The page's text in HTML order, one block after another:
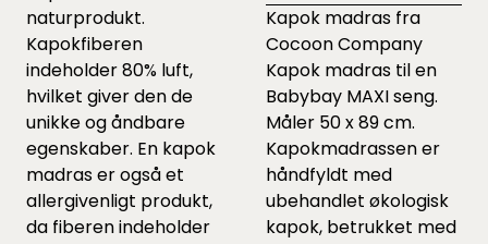
naturprodukt.
Kapokfiberen
indeholder 80% luft,
hvilket giver den de
unikke og åndbare
egenskaber. En kapok
madras er også et
allergivenligt produkt,
da fiberen indeholder
Kapok madras fra
Cocoon Company
Kapok madras til en
Babybay MAXI seng.
Måler 50 x 89 cm.
Kapokmadrassen er
håndfyldt med
ubehandlet økologisk
kapok, betrukket med